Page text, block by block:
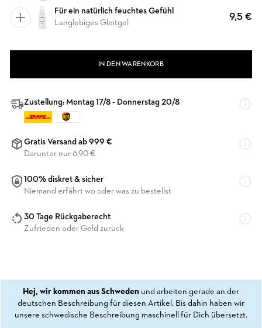
Für ein natürlich feuchtes Gefühl
Langlebiges Gleitgel
9,5 €
IN DEN WARENKORB
Zustellung: Montag 17/8 - Donnerstag 20/8
Gratis Versand ab 999 €
Darunter nur 6,90 €
100% diskret & sicher
Niemand erfährt wo oder was zu bestellst
30 Tage Rückgaberecht
Zufrieden oder Geld zurück
Hej, wir kommen aus Schweden und arbeiten gerade an der
deutschen Beschreibung für diesen Artikel. Bis dahin haben wir
unsere schwedische Beschreibung maschinell für Dich übersetzt.